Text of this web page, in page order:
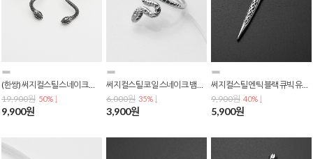
19,900원 50% ↓
9,900원
6,000원 35% ↓
3,900원
써지컬스틸 엔틱 블랙 큐빅 유니크 십자가 페이크 피어싱 P-0510
9,900원 40% ↓
5,900원